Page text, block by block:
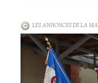
LES ANNONCES DE LA